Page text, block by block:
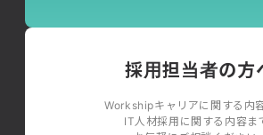
採用担当者の方
Workshipキャリアに関する内容
IT人材採用に関する内容ま